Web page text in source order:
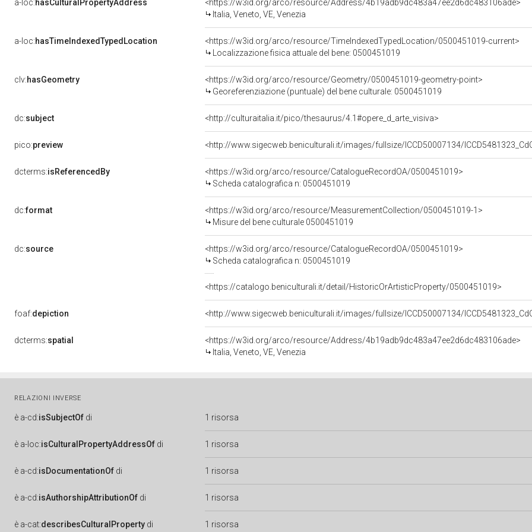
a-loc:hasCulturalPropertyAddress
<https://w3id.org/arco/resource/Address/4b19adb9dc483a47ee2d6dc483106ade>
Italia, Veneto, VE, Venezia
a-loc:hasTimeIndexedTypedLocation
<https://w3id.org/arco/resource/TimeIndexedTypedLocation/0500451019-current>
Localizzazione fisica attuale del bene: 0500451019
clv:hasGeometry
<https://w3id.org/arco/resource/Geometry/0500451019-geometry-point>
Georeferenziazione (puntuale) del bene culturale: 0500451019
dc:subject <http://culturaitalia.it/pico/thesaurus/4.1#opere_d_arte_visiva>
pico:preview <http://www.sigecweb.beniculturali.it/images/fullsize/ICCD50007134/
dcterms:isReferencedBy
<https://w3id.org/arco/resource/CatalogueRecordOA/0500451019>
Scheda catalografica n: 0500451019
dc:format
<https://w3id.org/arco/resource/MeasurementCollection/0500451019-1>
Misure del bene culturale 0500451019
dc:source
<https://w3id.org/arco/resource/CatalogueRecordOA/0500451019>
Scheda catalografica n: 0500451019
<https://catalogo.beniculturali.it/detail/HistoricOrArtisticProperty/0500451019>
foaf:depiction <http://www.sigecweb.beniculturali.it/images/fullsize/ICCD50007134/
dcterms:spatial
<https://w3id.org/arco/resource/Address/4b19adb9dc483a47ee2d6dc483106ade>
Italia, Veneto, VE, Venezia
RELAZIONI INVERSE
è a-cd:isSubjectOf di 1 risorsa
è a-loc:isCulturalPropertyAddressOf di 1 risorsa
è a-cd:isDocumentationOf di 1 risorsa
è a-cd:isAuthorshipAttributionOf di 1 risorsa
è a-cat:describesCulturalProperty di 1 risorsa